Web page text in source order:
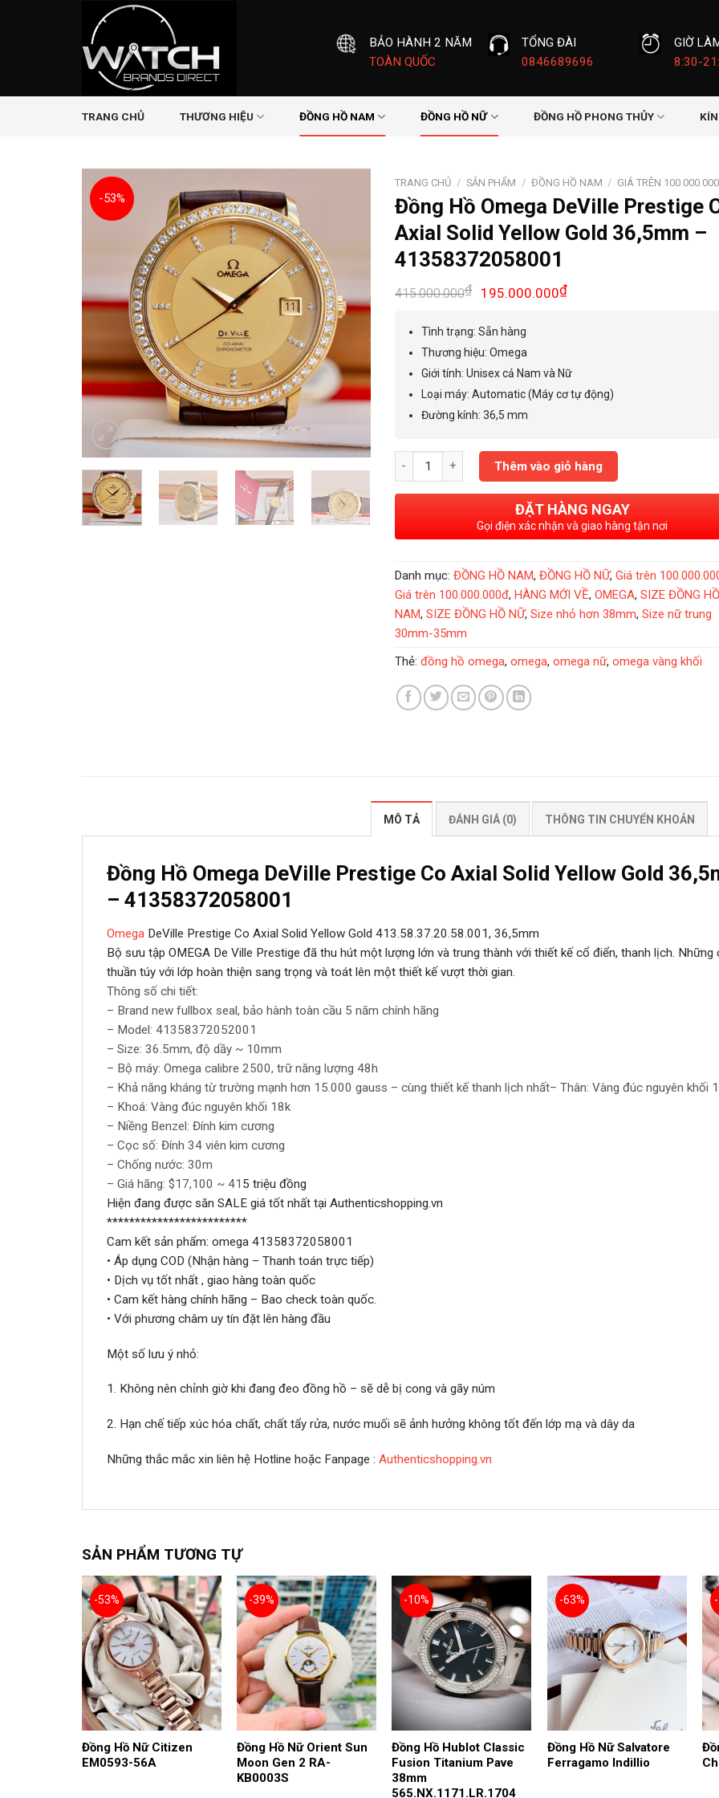
BẢO HÀNH 2 NĂM
TOÀN QUỐC
TỔNG ĐÀI
0846689696
GIỜ
8:30-
TRANG CHỦ THƯƠNG HIỆU ĐỒNG HỒ NAM ĐỒNG HỒ NỮ ĐỒNG HỒ PHONG THỦY
-53%
TRANG CHỦ / SẢN PHẨM / ĐỒNG HỒ NAM / GIÁ TRÊN
Đồng Hồ Omega DeVille Prestige
Axial Solid Yellow Gold 36,5mm –
41358372058001
415.000.000₫
Giá
là:
415.000.000₫.
195.000.000₫Giá
Tình trạng: Sẵn hàng
Thương hiệu: Omega
Giới tính: Unisex cả Nam và Nữ
Loại máy: Automatic (Máy cơ tự động)
Đường kính: 36,5 mm
Đồng Hồ Omega DeVille Prestige Co Axial Solid Yellow Gold
Thêm vào giỏ hàng
ĐẶT HÀNG NGAY
Gọi điện xác nhận và giao hàng tận nơi
Danh mục: ĐỒNG HỒ NAM, ĐỒNG HỒ NỮ, Giá trên
Giá trên 100.000.000đ, HÀNG MỚI VỀ, OMEGA, SIZE ĐỒNG HỒ
NAM, SIZE ĐỒNG HỒ NỮ, Size nhỏ hơn 38mm, Size nữ trung
30mm-35mm
Thẻ: đồng hồ omega, omega, omega nữ, omega vàng khối
MÔ TẢ ĐÁNH GIÁ (0) THÔNG TIN CHUYỂN KHOẢN
Đồng Hồ Omega DeVille Prestige Co Axial Solid Yellow Gold
– 41358372058001
Omega DeVille Prestige Co Axial Solid Yellow Gold 413.58.37.20.58.001, 36,5mm
Bộ sưu tập OMEGA De Ville Prestige đã thu hút một lượng lớn và trung thành với thiết kế cổ điển, thanh lịch.
thuần túy với lớp hoàn thiện sang trọng và toát lên một thiết kế vượt thời gian.
Thông số chi tiết:
– Brand new fullbox seal, bảo hành toàn cầu 5 năm chính hãng
– Model: 41358372052001
– Size: 36.5mm, độ dầy ~ 10mm
– Bộ máy: Omega calibre 2500, trữ năng lượng 48h
– Khả năng kháng từ trường mạnh hơn 15.000 gauss – cùng thiết kế thanh lịch nhất– Thân: Vàng đúc nguyên khối
– Khoá: Vàng đúc nguyên khối 18k
– Niềng Benzel: Đính kim cương
– Cọc số: Đính 34 viên kim cương
– Chống nước: 30m
– Giá hãng: $17,100 ~ 41 5 triệu đồng
Hiện đang được săn SALE giá tốt nhất tại Authenticshopping.vn
*************************
Cam kết sản phẩm: omega 41358372058001
• Áp dụng COD (Nhận hàng – Thanh toán trực tiếp)
• Dịch vụ tốt nhất , giao hàng toàn quốc
• Cam kết hàng chính hãng – Bao check toàn quốc.
• Với phương châm uy tín đặt lên hàng đầu
Một số lưu ý nhỏ:
1. Không nên chỉnh giờ khi đang đeo đồng hồ – sẽ dễ bị cong và gãy núm
2. Hạn chế tiếp xúc hóa chất, chất tẩy rửa, nước muối sẽ ảnh hưởng không tốt đến lớp mạ và dây da
Những thắc mắc xin liên hệ Hotline hoặc Fanpage : Authenticshopping.vn
SẢN PHẨM TƯƠNG TỰ
-53%
Đồng Hồ Nữ Citizen
EM0593-56A
-39%
Đồng Hồ Nữ Orient Sun
Moon Gen 2 RA-
KB0003S
-10%
Đồng Hồ Hublot Classic
Fusion Titanium Pave
38mm
565.NX.1171.LR.1704
-63%
Đồng Hồ Nữ Salvatore
Ferragamo Indillio